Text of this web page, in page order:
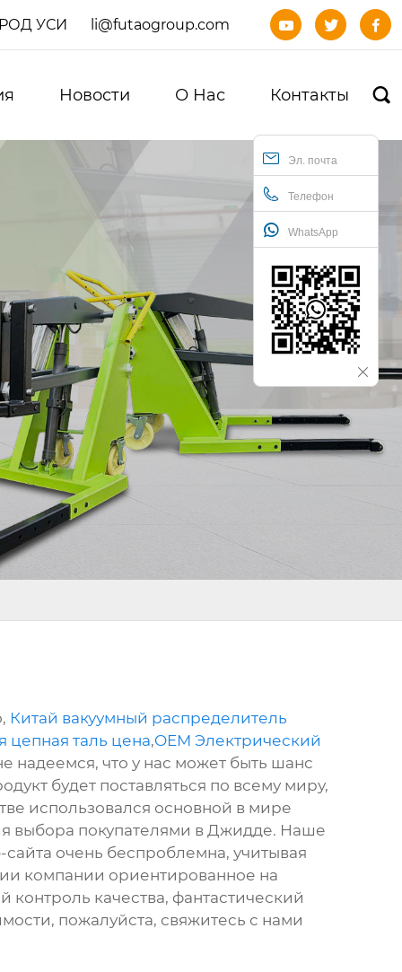
УСИ li@futaogroup.com   
Новости О Нас Контакты 
Эл. почта
Телефон
WhatsApp
Китай вакуумный распределитель
цепная таль цена,OEM Электрический
что у нас может быть шанс
будет поставляться по всему миру,
использовался основной в мире
выбора покупателями в Джидде. Наше
очень беспроблемна, учитывая
компании ориентированное на
качества, фантастический
пожалуйста, свяжитесь с нами